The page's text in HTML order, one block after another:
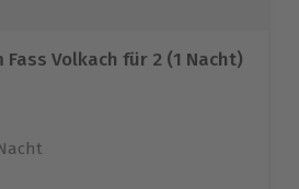
Volkach für 2 (1 Nacht)